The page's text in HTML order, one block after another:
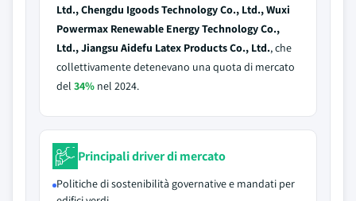
Ltd., Chengdu Igoods Technology Co., Ltd., Wuxi
Powermax Renewable Energy Technology Co.,
Ltd., Jiangsu Aidefu Latex Products Co., Ltd., che
collettivamente detenevano una quota di mercato
del 34% nel 2024.
Principali driver di mercato
Politiche di sostenibilità governative e mandati per